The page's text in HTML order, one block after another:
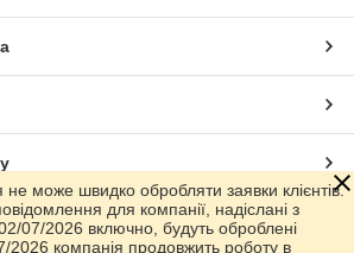
Prom.ua
не може швидко обробляти заявки клієнтів.
для компанії, надіслані з
07/2026 включно, будуть оброблені
2026 компанія продовжить роботу в